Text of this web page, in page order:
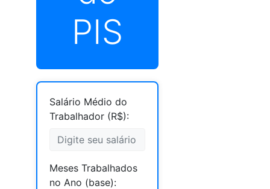
PIS
Salário Médio do
Trabalhador (R$):
Meses Trabalhados
no Ano (base):